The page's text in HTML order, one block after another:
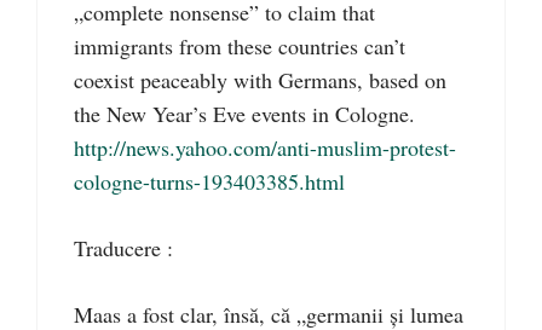
„complete nonsense” to claim that
immigrants from these countries can’t
coexist peaceably with Germans, based on
the New Year’s Eve events in Cologne.
http://news.yahoo.com/anti-muslim-protest-
cologne-turns-193403385.html
Traducere :
Maas a fost clar, însă, că „germanii și lumea